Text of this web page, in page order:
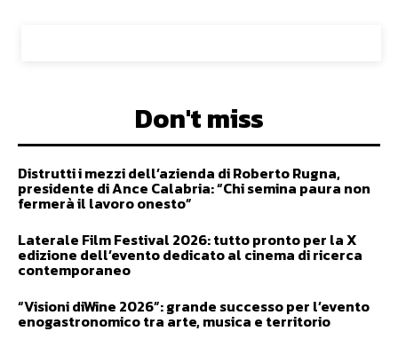
Don't miss
Distrutti i mezzi dell’azienda di Roberto Rugna,
presidente di Ance Calabria: “Chi semina paura non
fermerà il lavoro onesto”
Laterale Film Festival 2026: tutto pronto per la X
edizione dell’evento dedicato al cinema di ricerca
contemporaneo
“Visioni diWine 2026”: grande successo per l’evento
enogastronomico tra arte, musica e territorio